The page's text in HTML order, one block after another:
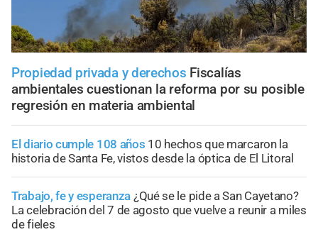
Propiedad privada y derechos Fiscalías
ambientales cuestionan la reforma por su posible
regresión en materia ambiental
El diario cumple 108 años 10 hechos que marcaron la
historia de Santa Fe, vistos desde la óptica de El Litoral
Trabajo, fe y esperanza ¿Qué se le pide a San Cayetano?
La celebración del 7 de agosto que vuelve a reunir a miles
de fieles